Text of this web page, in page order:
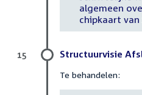
algemeen
chipkaart van
Structuurvisie
Te behandelen:
15